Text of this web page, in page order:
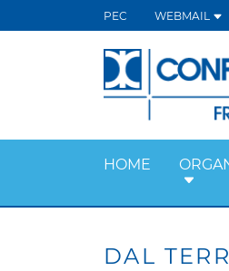
PEC WEBMAIL
HOME
DAL